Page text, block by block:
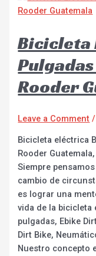
Bicicleta
Rooder
Leave a Comment /
Bicicleta eléctrica
Rooder
Siempre
cambio de
es lograr una
vida de la bicicleta
pulgadas, Ebike
Dirt Bike,
Nuestro concepto